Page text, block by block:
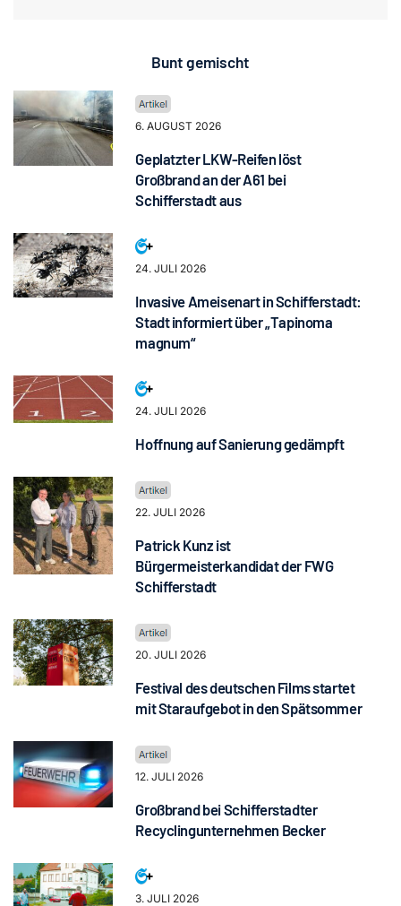
Bunt gemischt
6. AUGUST 2026
Geplatzter LKW-Reifen löst
Großbrand an der A61 bei
Schifferstadt aus
24. JULI 2026
Invasive Ameisenart in Schifferstadt:
Stadt informiert über „Tapinoma
magnum“
24. JULI 2026
Hoffnung auf Sanierung gedämpft
22. JULI 2026
Patrick Kunz ist
Bürgermeisterkandidat der FWG
Schifferstadt
20. JULI 2026
Festival des deutschen Films startet
mit Staraufgebot in den Spätsommer
12. JULI 2026
Großbrand bei Schifferstadter
Recyclingunternehmen Becker
3. JULI 2026